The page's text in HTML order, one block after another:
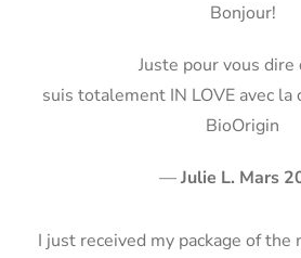
Bonjour!
Juste pour vous dire
suis totalement IN LOVE avec la
BioOrigin
—Julie L. Mars
I just received my package of the